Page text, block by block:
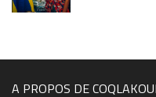
A PROPOS DE